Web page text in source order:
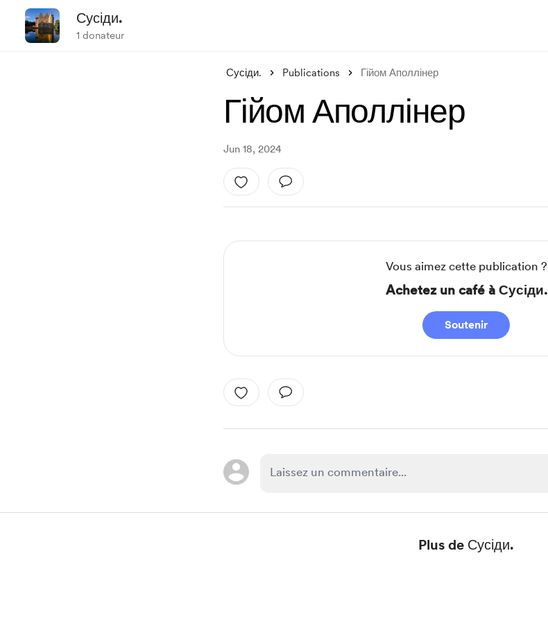
Сусіди.
1 donateur
Сусіди. Publications Гійом Аполлінер
Гійом Аполлінер
Jun 18, 2024
Vous aimez cette publication ?
Achetez un café à Сусіди.
Soutenir
Plus de Сусіди.